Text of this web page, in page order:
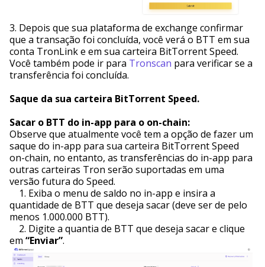
3. Depois que sua plataforma de exchange confirmar
que a transação foi concluída, você verá o BTT em sua
conta TronLink e em sua carteira BitTorrent Speed.
Você também pode ir para Tronscan para verificar se a
transferência foi concluída.
Saque da sua carteira BitTorrent Speed.
Sacar o BTT do in-app para o on-chain:
Observe que atualmente você tem a opção de fazer um
saque do in-app para sua carteira BitTorrent Speed
on-chain, no entanto, as transferências do in-app para
outras carteiras Tron serão suportadas em uma
versão futura do Speed.
1. Exiba o menu de saldo no in-app e insira a
quantidade de BTT que deseja sacar (deve ser de pelo
menos 1.000.000 BTT).
2. Digite a quantia de BTT que deseja sacar e clique
em “Enviar”.